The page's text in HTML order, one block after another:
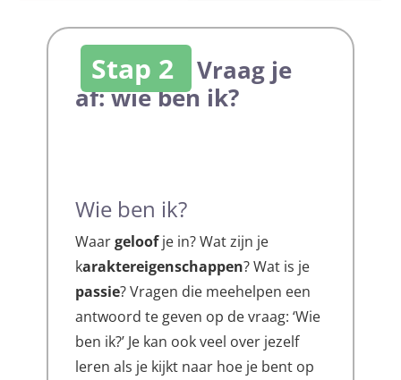
Stap 2
Vraag je
af: wie ben ik?
Wie ben ik?
Waargeloofje in? Wat zijn je
karaktereigenschappen? Wat is je
passie? Vragen die meehelpen een
antwoord te geven op de vraag: ‘Wie
ben ik?’ Je kan ook veel over jezelf
leren als je kijkt naar hoe je bent op